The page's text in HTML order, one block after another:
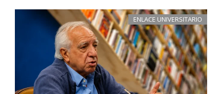
ENLACE UNIVERSITARIO